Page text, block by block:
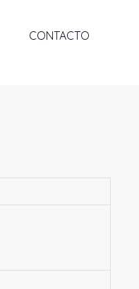
CONTACTO